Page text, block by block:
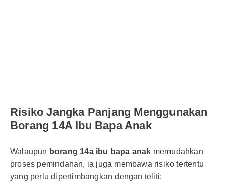
Risiko Jangka Panjang Menggunakan
Borang 14A Ibu Bapa Anak
Walaupun borang 14a ibu bapa anak memudahkan
proses pemindahan, ia juga membawa risiko tertentu
yang perlu dipertimbangkan dengan teliti: